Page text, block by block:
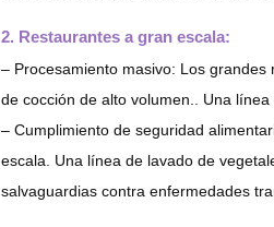
2. Restaurantes a gran escala:
– Procesamiento masivo: Los
de cocción de alto volumen.. Una
– Cumplimiento de seguridad
escala. Una línea de lavado de
salvaguardias contra enfermedades